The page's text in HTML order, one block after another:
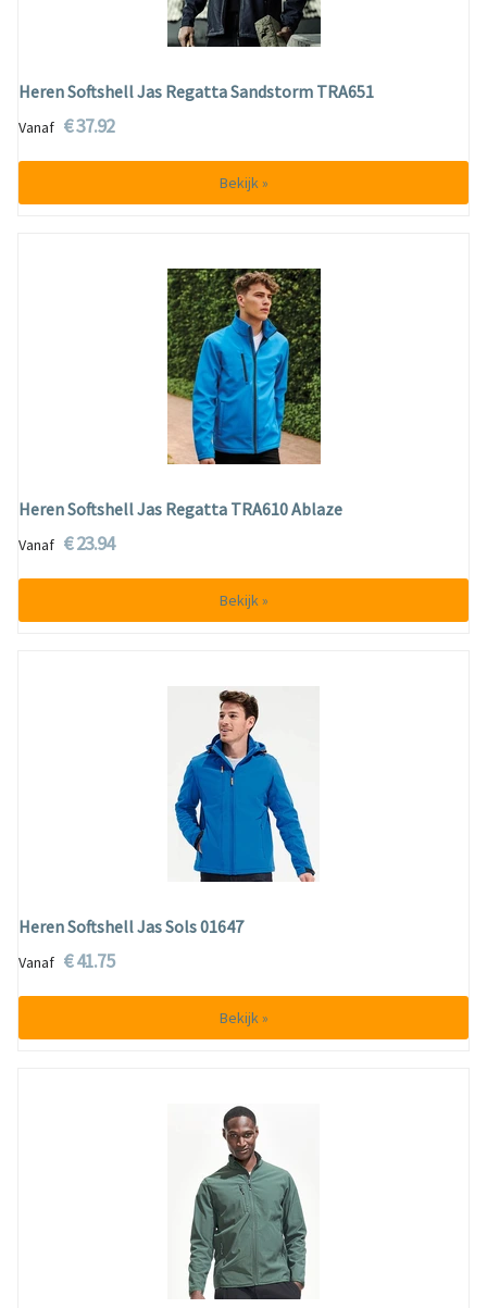
Heren Softshell Jas Regatta Sandstorm TRA651
Vanaf € 37.92
Bekijk »
Heren Softshell Jas Regatta TRA610 Ablaze
Vanaf € 23.94
Bekijk »
Heren Softshell Jas Sols 01647
Vanaf € 41.75
Bekijk »